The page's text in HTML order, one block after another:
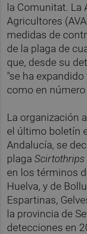
la Comunitat. La
Agricultores
medidas de
de la plaga de
que, desde su
"se ha
como en
La organización
el último boletín
Andalucía, se
plaga
en los términos
Huelva, y de
Espartinas,
la provincia de
detecciones en